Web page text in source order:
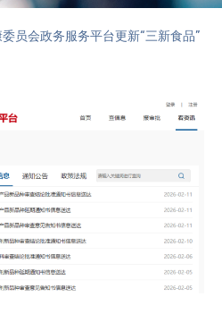
员会政务服务平台更新“三新食品”